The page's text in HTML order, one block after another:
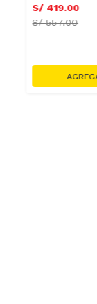
S/ 419.00
S/557.00